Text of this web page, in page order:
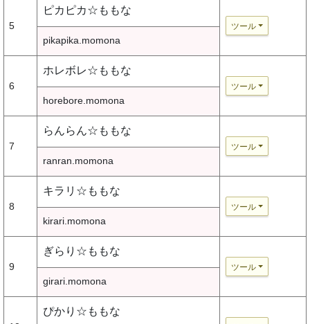
5
ピカピカ☆ももな
ツール
pikapika.momona
6
ホレボレ☆ももな
ツール
horebore.momona
7
らんらん☆ももな
ツール
ranran.momona
8
キラリ☆ももな
ツール
kirari.momona
9
ぎらり☆ももな
ツール
girari.momona
ぴかり☆ももな